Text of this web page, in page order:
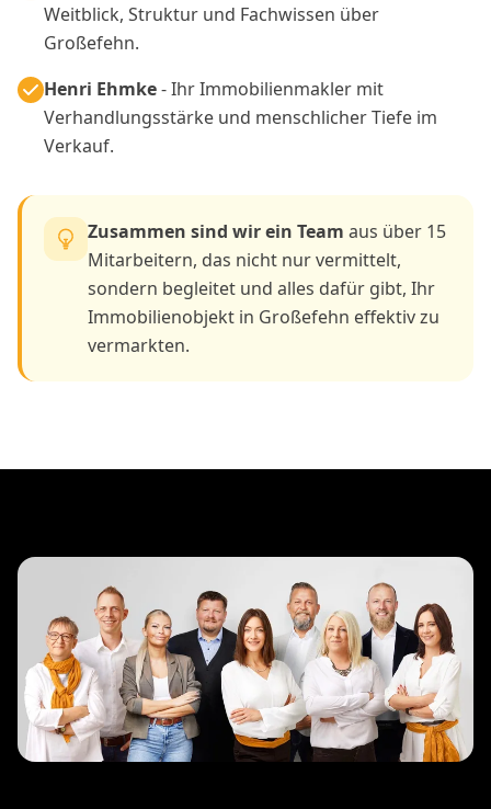
Weitblick, Struktur und Fachwissen über
Großefehn.
Henri Ehmke- Ihr Immobilienmakler mit
Verhandlungsstärke und menschlicher Tiefe im
Verkauf.
Zusammen sind wir ein Team aus über 15
Mitarbeitern, das nicht nur vermittelt,
sondern begleitet und alles dafür gibt, Ihr
Immobilienobjekt in Großefehn effektiv zu
vermarkten.